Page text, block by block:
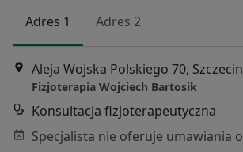
Adres 1
Adres 2
Aleja Wojska Polskiego 70, Szczecin
Fizjoterapia Wojciech Bartosik
Konsultacja fizjoterapeutyczna